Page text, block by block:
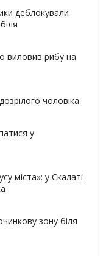
деблокували
виловив рибу на
чоловіка
у
міста»: у Скалаті
зону біля